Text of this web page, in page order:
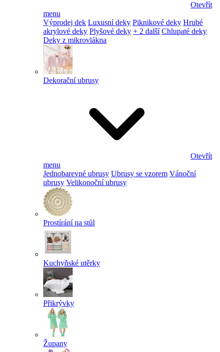
Otevřít
menu
Výprodej dek Luxusní deky Piknikové deky Hrubé
akrylové deky Plyšové deky + 2 další Chlupaté deky
Deky z mikrovlákna
Dekorační ubrusy
Otevřít
menu
Jednobarevné ubrusy Ubrusy se vzorem Vánoční
ubrusy Velikonoční ubrusy
Prostírání na stůl
Kuchyňské utěrky
Přikrývky
Župany